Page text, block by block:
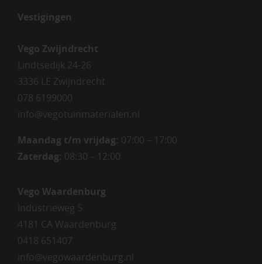
Vestigingen
Vego Zwijndrecht
Lindtsedijk 24-26
3336 LE Zwijndrecht
078 6199000
info@vegotuinmaterialen.nl
Maandag t/m vrijdag: 07:00 – 17:00
Zaterdag: 08:30 – 12:00
Vego Waardenburg
Industrieweg 5
4181 CA Waardenburg
0418 651407
info@vegowaardenburg.nl